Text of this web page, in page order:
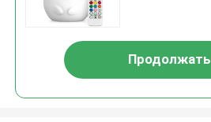
Продолжать